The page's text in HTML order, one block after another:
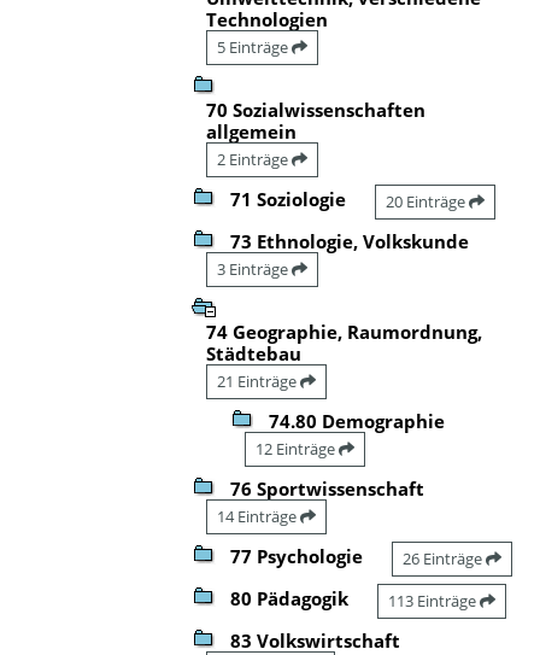
Technologien
5 Einträge
70 Sozialwissenschaften
allgemein
2 Einträge
71 Soziologie 20 Einträge
73 Ethnologie, Volkskunde
3 Einträge
74 Geographie, Raumordnung,
Städtebau
21 Einträge
74.80 Demographie
12 Einträge
76 Sportwissenschaft
14 Einträge
77 Psychologie 26 Einträge
80 Pädagogik 113 Einträge
83 Volkswirtschaft